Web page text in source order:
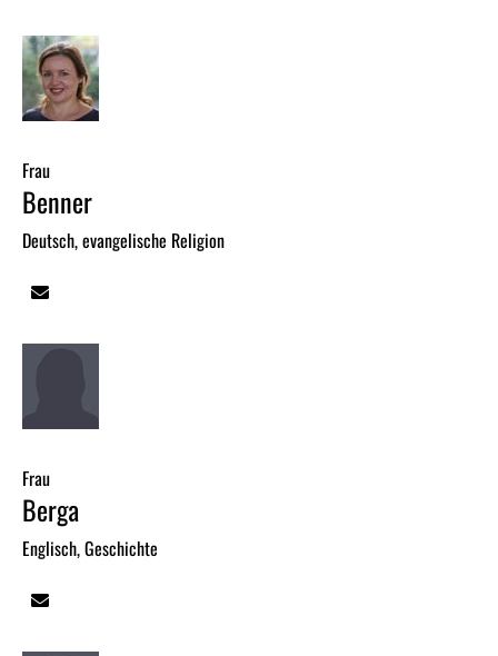
Frau
Benner
Deutsch, evangelische Religion
Frau
Berga
Englisch, Geschichte